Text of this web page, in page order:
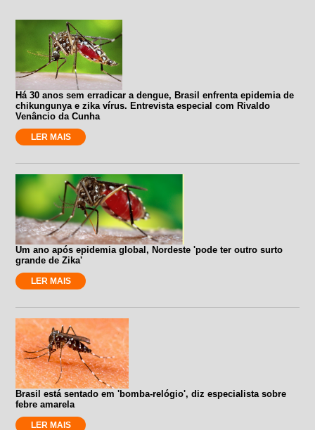
Há 30 anos sem erradicar a dengue, Brasil enfrenta epidemia de
chikungunya e zika vírus. Entrevista especial com Rivaldo
Venâncio da Cunha
LER MAIS
Um ano após epidemia global, Nordeste 'pode ter outro surto
grande de Zika'
LER MAIS
Brasil está sentado em 'bomba-relógio', diz especialista sobre
febre amarela
LER MAIS